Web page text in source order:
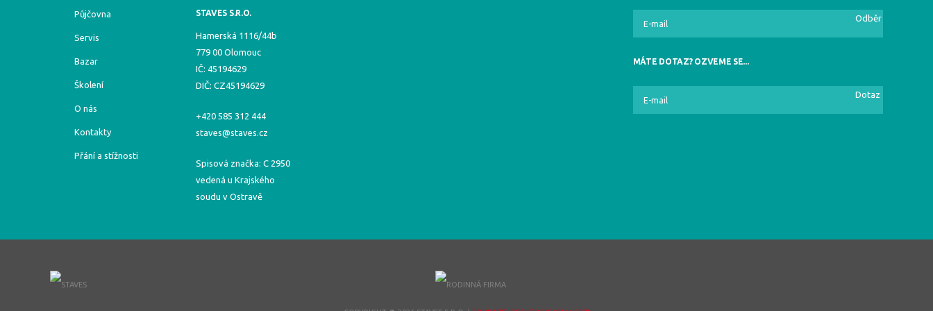
Půjčovna
Servis
Bazar
Školení
O nás
Kontakty
Přání a stížnosti
STAVES S.R.O.
Hamerská 1116/44b
779 00 Olomouc
IČ: 45194629
DIČ: CZ45194629
+420 585 312 444
staves@staves.cz
Spisová značka: C 2950
vedená u Krajského
soudu v Ostravě
Odběr
MÁTE DOTAZ? OZVEME SE...
Dotaz